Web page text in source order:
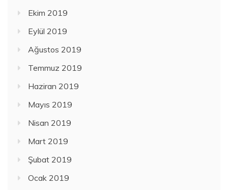
Ekim 2019
Eylül 2019
Ağustos 2019
Temmuz 2019
Haziran 2019
Mayıs 2019
Nisan 2019
Mart 2019
Şubat 2019
Ocak 2019